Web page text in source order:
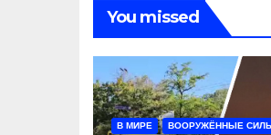
You missed
В МИРЕ ВООРУЖЁННЫЕ